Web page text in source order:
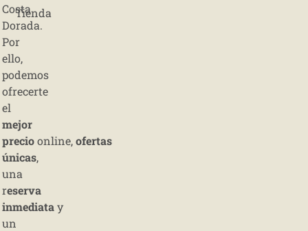
Costa
Dorada.
Por
ello,
podemos
ofrecerte
el
mejor
precioonline,ofertas
únicas,
una
reserva
inmediatay
un
Tienda